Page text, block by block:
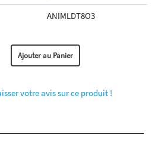
ANIMLDT8O3
votre avis sur ce produit !